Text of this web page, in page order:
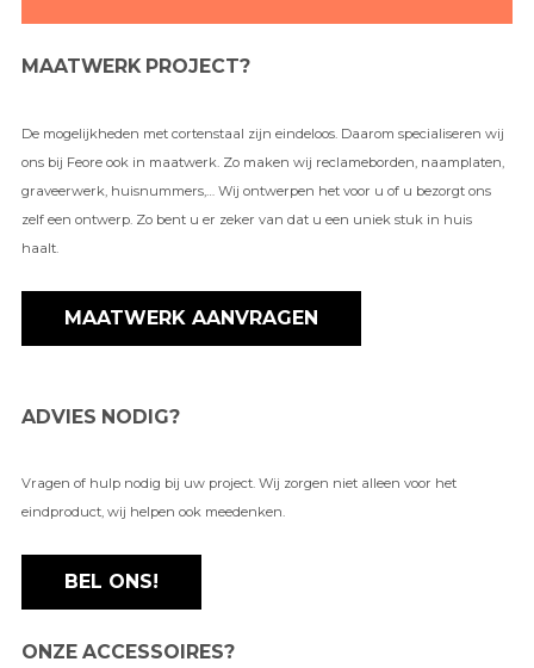
MAATWERK PROJECT?
De mogelijkheden met cortenstaal zijn eindeloos. Daarom specialiseren wij
ons bij Feore ook in maatwerk. Zo maken wij reclameborden, naamplaten,
graveerwerk, huisnummers,… Wij ontwerpen het voor u of u bezorgt ons
zelf een ontwerp. Zo bent u er zeker van dat u een uniek stuk in huis
haalt.
MAATWERK AANVRAGEN
ADVIES NODIG?
Vragen of hulp nodig bij uw project. Wij zorgen niet alleen voor het
eindproduct, wij helpen ook meedenken.
BEL ONS!
ONZE ACCESSOIRES?